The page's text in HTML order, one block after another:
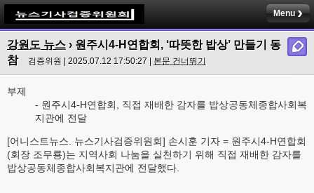
Menu
강원도 뉴스 › 원주시4-H연합회, ‘따뜻한 밥상’ 만들기 동
참
검증위원 | 2025.07.12 17:50:27 | 본문 건너뛰기
부제
- 원주시4-H연합회, 직접 재배한 감자를 밥상공동체종합사회복
지관에 전달
[어니스트뉴스. 뉴스기사검증위원회] 손시훈 기자 = 원주시4-H연합회
(회장 조무룡)는 지역사회 나눔을 실천하기 위해 직접 재배한 감자를
밥상공동체종합사회복지관에 전달했다.